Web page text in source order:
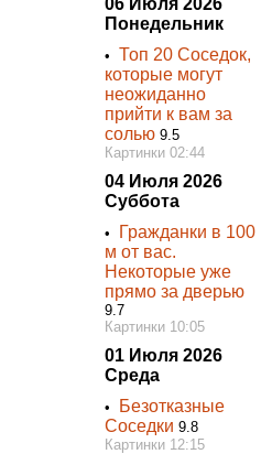
06 Июля 2026
Понедельник
• Топ 20 Соседок,
которые могут
неожиданно
прийти к вам за
солью 9.5
Картинки 02:44
04 Июля 2026
Суббота
•
Гражданки в 100
м от вас.
Некоторые уже
прямо за дверью
9.7
Картинки 10:05
01 Июля 2026
Среда
•
Безотказные
Соседки 9.8
Картинки 12:15